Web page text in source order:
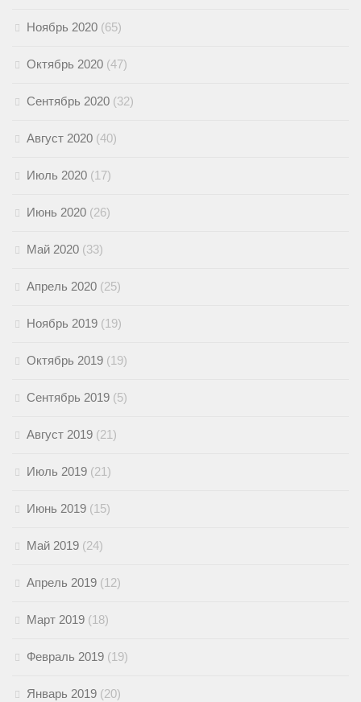
Ноябрь 2020 (65)
Октябрь 2020 (47)
Сентябрь 2020 (32)
Август 2020 (40)
Июль 2020 (17)
Июнь 2020 (26)
Май 2020 (33)
Апрель 2020 (25)
Ноябрь 2019 (19)
Октябрь 2019 (19)
Сентябрь 2019 (5)
Август 2019 (21)
Июль 2019 (21)
Июнь 2019 (15)
Май 2019 (24)
Апрель 2019 (12)
Март 2019 (18)
Февраль 2019 (19)
Январь 2019 (20)